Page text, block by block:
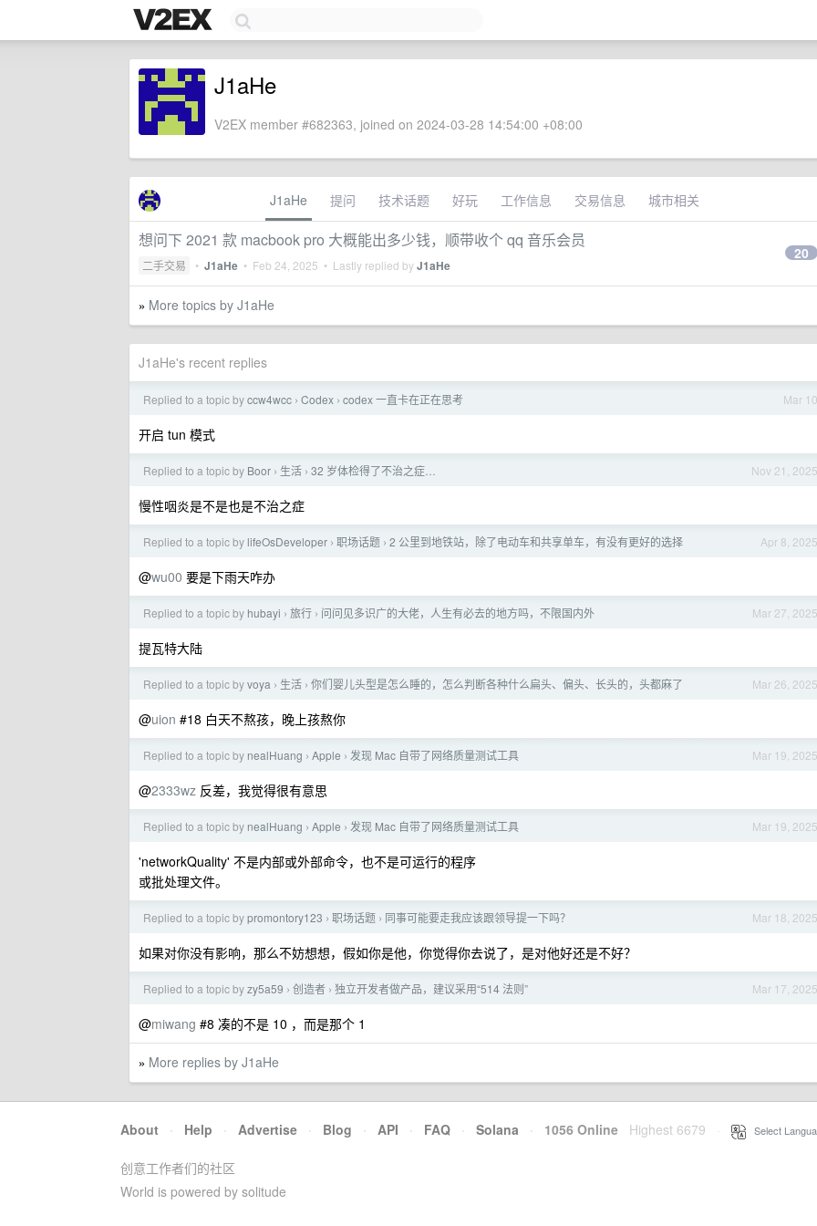
J1aHe
V2EX member #682363, joined on 2024-03-28 14:54:00 +08:00
J1aHe 提问 技术话题 好玩 工作信息 交易信息 城市相关
想问下 2021 款 macbook pro 大概能出多少钱，顺带收个 qq 音乐会员
二手交易 • J1aHe • Feb 24, 2025 • Lastly replied byJ1aHe
20
» More topics by J1aHe
J1aHe's recent replies
Mar 10
Replied to a topic byccw4wcc › Codex › codex 一直卡在正在思考
开启 tun 模式
Nov 21, 2025
Replied to a topic by Boor › 生活 › 32 岁体检得了不治之症…
慢性咽炎是不是也是不治之症
Apr 8, 2025
Replied to a topic by lifeOsDeveloper › 职场话题 › 2 公里到地铁站，除了电动车和共享单车，有没有更好的选择
@wu00 要是下雨天咋办
Mar 27, 2025
Replied to a topic by hubayi › 旅行 › 问问见多识广的大佬，人生有必去的地方吗，不限国内外
提瓦特大陆
Mar 26, 2025
Replied to a topic byvoya › 生活 › 你们婴儿头型是怎么睡的，怎么判断各种什么扁头、偏头、长头的，头都麻了
@uion #18 白天不熬孩，晚上孩熬你
Mar 19, 2025
Replied to a topic by nealHuang › Apple › 发现 Mac 自带了网络质量测试工具
@2333wz 反差，我觉得很有意思
Mar 19, 2025
Replied to a topic by nealHuang › Apple › 发现 Mac 自带了网络质量测试工具
'networkQuality' 不是内部或外部命令，也不是可运行的程序
或批处理文件。
Mar 18, 2025
Replied to a topic bypromontory123 › 职场话题 › 同事可能要走我应该跟领导提一下吗？
如果对你没有影响，那么不妨想想，假如你是他，你觉得你去说了，是对他好还是不好？
Mar 17, 2025
Replied to a topic byzy5a59 › 创造者 › 独立开发者做产品，建议采用“514 法则”
@miwang #8 凑的不是 10 ，而是那个 1
» More replies by J1aHe
About · Help · Advertise · Blog · API · FAQ · Solana · 1056 Online Highest 6679 Select
创意工作者们的社区
World is powered by solitude